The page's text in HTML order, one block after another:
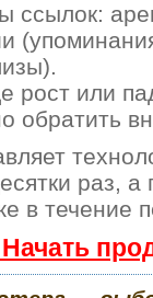
ссылок:
рост или
обратить
раз, а
в течение